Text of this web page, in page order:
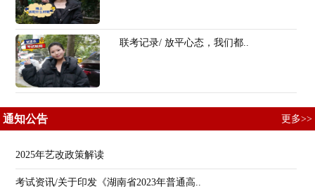
联考记录/ 放平心态，我们都..
通知公告 更多>>
2025年艺改政策解读
考试资讯/关于印发《湖南省2023年普通高..